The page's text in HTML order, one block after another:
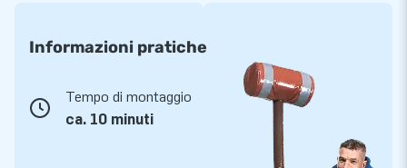
Informazioni pratiche
Tempo di montaggio
ca. 10 minuti